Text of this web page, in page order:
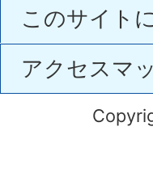
このサイト
アクセスマ